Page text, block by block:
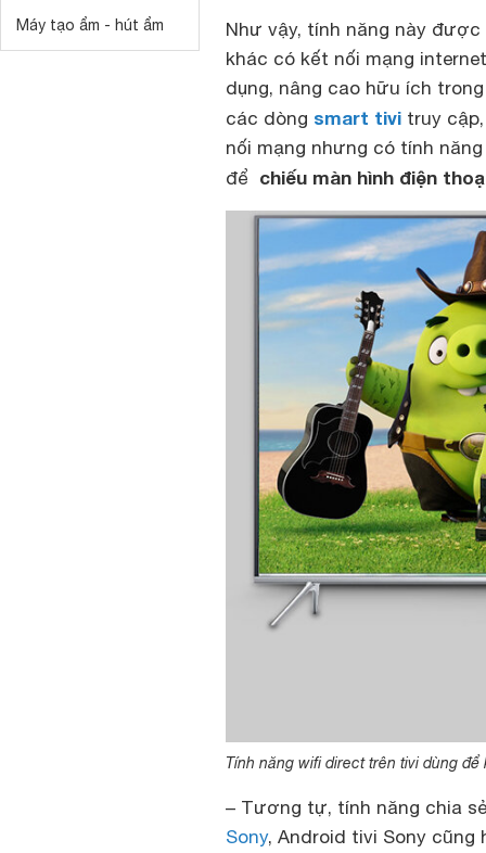
Máy tạo ẩm - hút ẩm
Như vậy, tính năng này
khác có kết nối mạng
dụng, nâng cao hữu ích
các dòng smart tivi truy
nối mạng nhưng có tính
để chiếu màn hình điện
Tính năng wifi direct trên tivi dùng
– Tương tự, tính năng chia
Sony, Android tivi Sony cũng